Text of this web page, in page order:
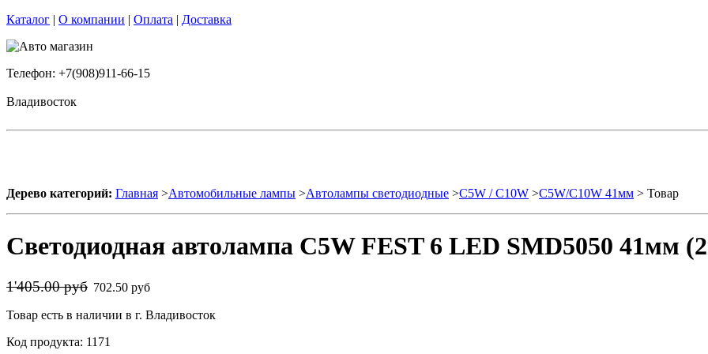
Каталог | О компании | Оплата | Доставка
Телефон: +7(908)911-66-15
Владивосток
Дерево категорий: Главная >Автомобильные лампы >Автолампы светодиодные >C5W / C10W >C5W/C10W 41мм > Товар
Светодиодная автолампа C5W FEST 6 LED SMD5050 41мм
1'405.00 руб 702.50 руб
Товар есть в наличии в г. Владивосток
Код продукта: 1171